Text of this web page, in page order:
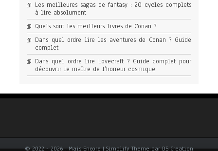
Les meilleures sagas de fantasy : 20 cycles complets
à lire absolument
Quels sont les meilleurs livres de Conan ?
Dans quel ordre lire les aventures de Conan ? Guide
complet
Dans quel ordre lire Lovecraft ? Guide complet pour
découvrir le maître de l’horreur cosmique
© 2022 - 2026 : Mais Encore | Simplify Theme par D5 Creation